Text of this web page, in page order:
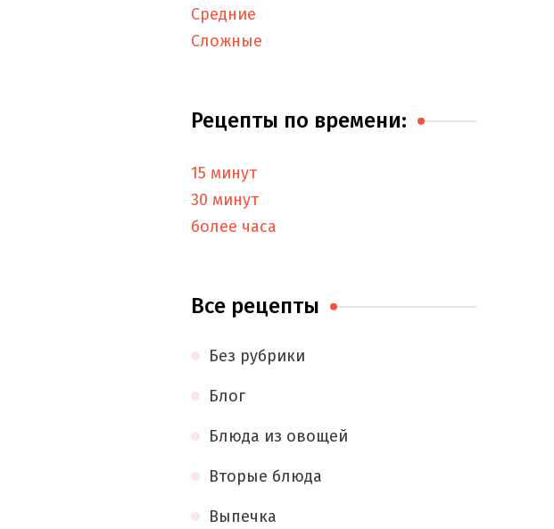
Средние
Сложные
Рецепты по времени:
15 минут
30 минут
более часа
Все рецепты
Без рубрики
Блог
Блюда из овощей
Вторые блюда
Выпечка